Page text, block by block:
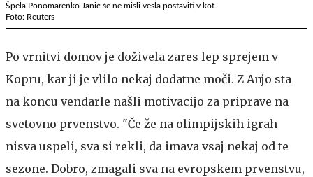
Špela Ponomarenko Janić še ne misli vesla postaviti v kot.
Foto: Reuters
Po vrnitvi domov je doživela zares lep sprejem v
Kopru, kar ji je vlilo nekaj dodatne moči. Z Anjo sta
na koncu vendarle našli motivacijo za priprave na
svetovno prvenstvo. "Če že na olimpijskih igrah
nisva uspeli, sva si rekli, da imava vsaj nekaj od te
sezone. Dobro, zmagali sva na evropskem prvenstvu,